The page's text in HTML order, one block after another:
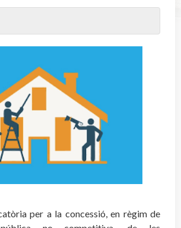
per a la concessió, en règim de